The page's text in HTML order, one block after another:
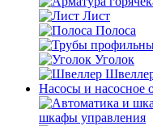
Лист
Полоса
Уголок
Насосы и насосное
шкафы управления